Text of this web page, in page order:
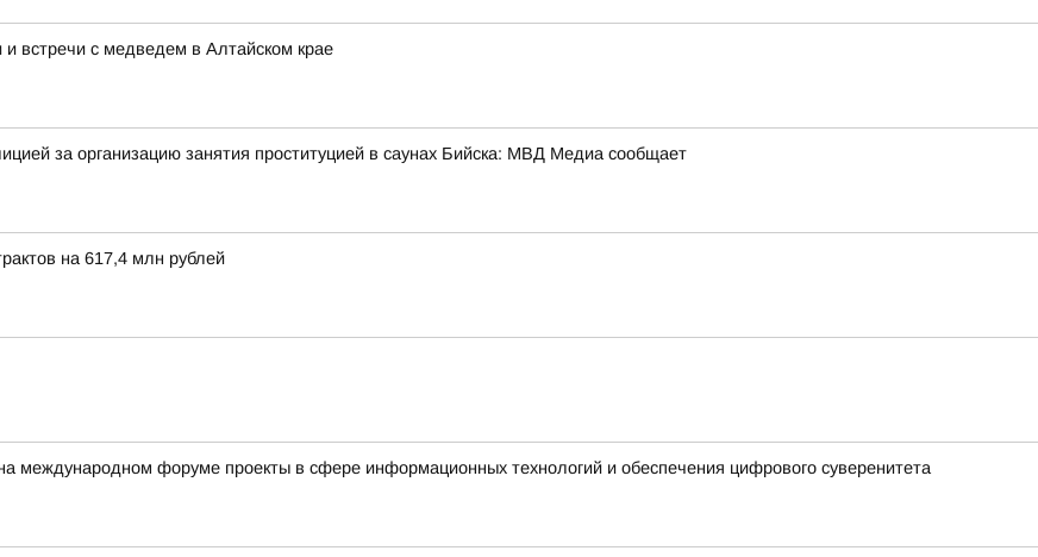
встречи с медведем в Алтайском крае
за организацию занятия проституцией в саунах Бийска: МВД Медиа сообщает
на 617,4 млн рублей
международном форуме проекты в сфере информационных технологий и обеспечения цифрового суверенитета